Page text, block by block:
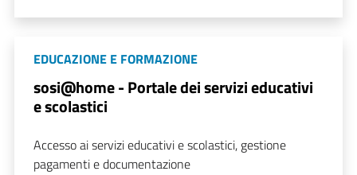
EDUCAZIONE E FORMAZIONE
sosi@home - Portale dei servizi educativi
e scolastici
Accesso ai servizi educativi e scolastici, gestione
pagamenti e documentazione